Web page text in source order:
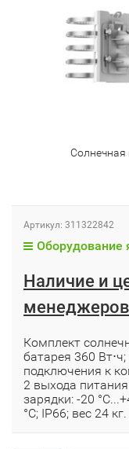
Солнечная
Артикул: 311322842
Оборудование
Наличие и
Комплект
батарея 360
подключения к
2 выхода
зарядки: -20
°C; IP66; вес 24 кг.